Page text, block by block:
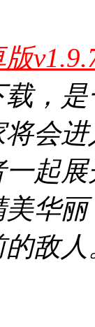
，
会
起
华
敌人